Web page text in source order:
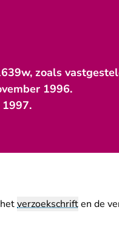
zoals
1996.
verzoekschriften de